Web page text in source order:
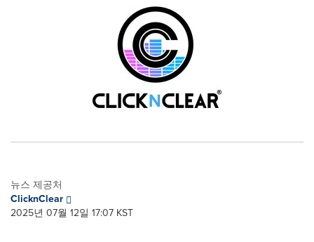
뉴스 제공처
ClicknClear
2025년 07월 12일 17:07 KST